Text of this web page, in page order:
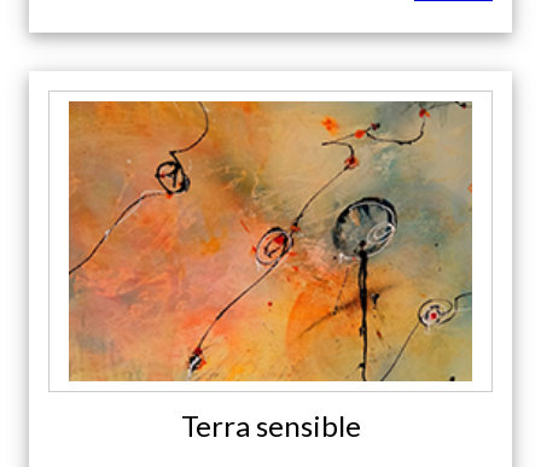
Terra sensible